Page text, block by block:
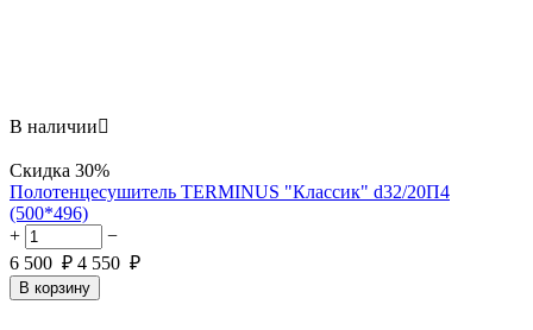
В наличии
Скидка 30%
Полотенцесушитель TERMINUS "Классик" d32/20П4
(500*496)
+
−
6 500 ₽ 4 550 ₽
В корзину